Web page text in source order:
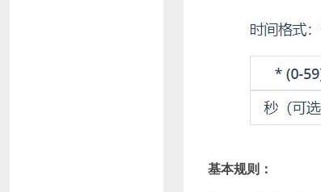
基本规则：